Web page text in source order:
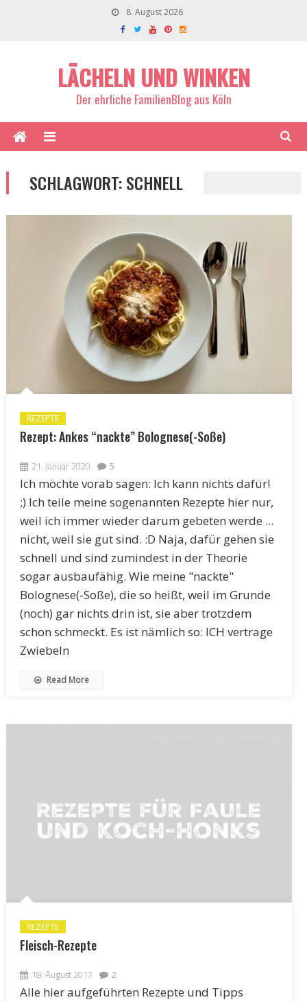
8. August 2026
LÄCHELN UND WINKEN
Der ehrliche FamilienBlog aus Köln
SCHLAGWORT:SCHNELL
REZEPTE
Rezept: Ankes “nackte” Bolognese(-Soße)
21. Januar 2020 5
Ich möchte vorab sagen: Ich kann nichts dafür!
;) Ich teile meine sogenannten Rezepte hier nur,
weil ich immer wieder darum gebeten werde ...
nicht, weil sie gut sind. :D Naja, dafür gehen sie
schnell und sind zumindest in der Theorie
sogar ausbaufähig. Wie meine "nackte"
Bolognese(-Soße), die so heißt, weil im Grunde
(noch) gar nichts drin ist, sie aber trotzdem
schon schmeckt. Es ist nämlich so: ICH vertrage
Zwiebeln
Read More
REZEPTE
Fleisch-Rezepte
18. August 2017 2
Alle hier aufgeführten Rezepte und Tipps